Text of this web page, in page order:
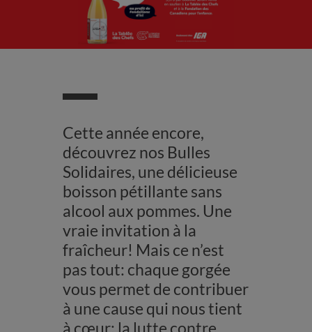
Cette année encore,
découvrez nos Bulles
Solidaires, une délicieuse
boisson pétillante sans
alcool aux pommes. Une
vraie invitation à la
fraîcheur! Mais ce n’est
pas tout: chaque gorgée
vous permet de contribuer
à une cause qui nous tient
à cœur: la lutte contre